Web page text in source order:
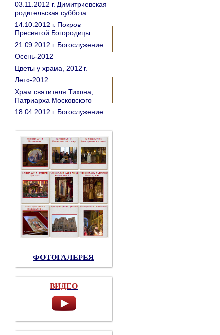
03.11.2012 г. Димитриевская
родительская суббота.
14.10.2012 г. Покров
Пресвятой Богородицы
21.09.2012 г. Богослужение
Осень-2012
Цветы у храма, 2012 г.
Лето-2012
Храм святителя Тихона,
Патриарха Московского
18.04.2012 г. Богослужение
ФОТОГАЛЕРЕЯ
ВИДЕО